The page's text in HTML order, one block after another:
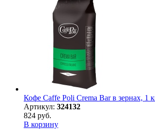
Кофе Caffe Poli Crema Bar в зернах, 1
Артикул: 324132
824 руб.
В корзину